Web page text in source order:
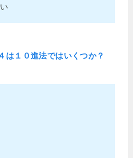
は１０進法ではいくつか？